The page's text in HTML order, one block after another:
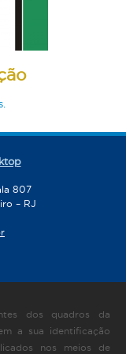
807
– RJ
dos quadros da
a sua identificação
nos meios de